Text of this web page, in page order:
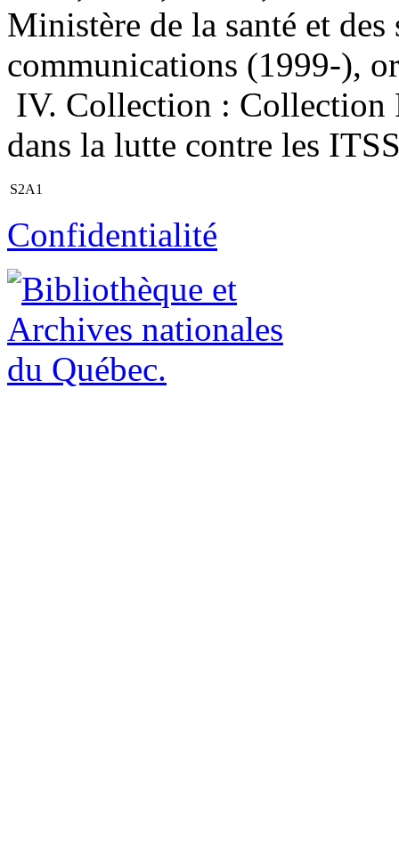
Ministère de la santé et
communications (1999-),
IV. Collection : Collection
dans la lutte contre les
S2A1
Confidentialité